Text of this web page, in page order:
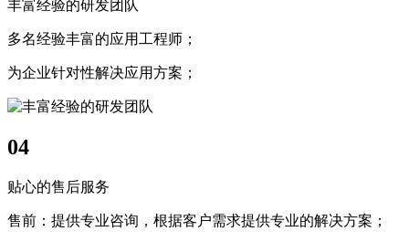
丰富经验的研发团队
多名经验丰富的应用工程师；
为企业针对性解决应用方案；
04
贴心的售后服务
售前：提供专业咨询，根据客户需求提供专业的解决方案；